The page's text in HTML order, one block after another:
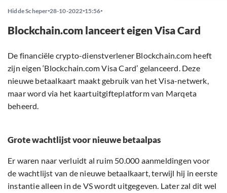
Hidde Scheper 28-10-2022 15:56
Blockchain.com lanceert eigen Visa Card
De financiële crypto-dienstverlener Blockchain.com heeft
zijn eigen ‘Blockchain.com Visa Card’ gelanceerd. Deze
nieuwe betaalkaart maakt gebruik van het Visa-netwerk,
maar word via het kaartuitgifteplatform van Marqeta
beheerd.
Grote wachtlijst voor nieuwe betaalpas
Er waren naar verluidt al ruim 50.000 aanmeldingen voor
de wachtlijst van de nieuwe betaalkaart, terwijl hij in eerste
instantie alleen in de VS wordt uitgegeven. Later zal dit wel